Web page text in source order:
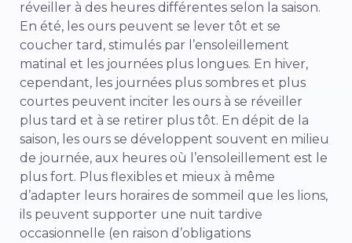
réveiller à des heures différentes selon la saison.
En été, les ours peuvent se lever tôt et se
coucher tard, stimulés par l’ensoleillement
matinal et les journées plus longues. En hiver,
cependant, les journées plus sombres et plus
courtes peuvent inciter les ours à se réveiller
plus tard et à se retirer plus tôt. En dépit de la
saison, les ours se développent souvent en milieu
de journée, aux heures où l’ensoleillement est le
plus fort. Plus flexibles et mieux à même
d’adapter leurs horaires de sommeil que les lions,
ils peuvent supporter une nuit tardive
occasionnelle (en raison d’obligations